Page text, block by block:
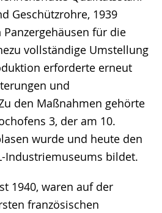
Geschützrohre, 1939
für die
vollständige Umstellung
erforderte erneut
und
den Maßnahmen gehörte
3, der am 10.
wurde und heute den
Industriemuseums bildet.
1940, waren auf der
französischen